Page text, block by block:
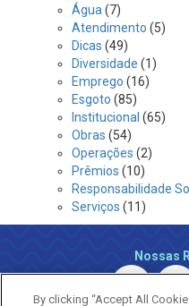
Água (7)
Atendimento (5)
Dicas (49)
Diversidade (1)
Emprego (16)
Esgoto (85)
Institucional (65)
Obras (54)
Operações (2)
Prêmios (10)
Responsabilidade
Serviços (11)
Nossas
By clicking “Accept All